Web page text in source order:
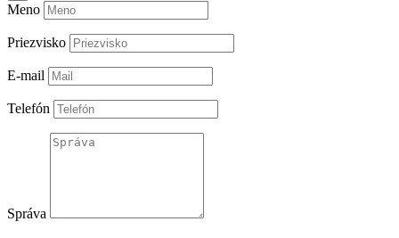
Meno
Priezvisko
E-mail
Telefón
Správa